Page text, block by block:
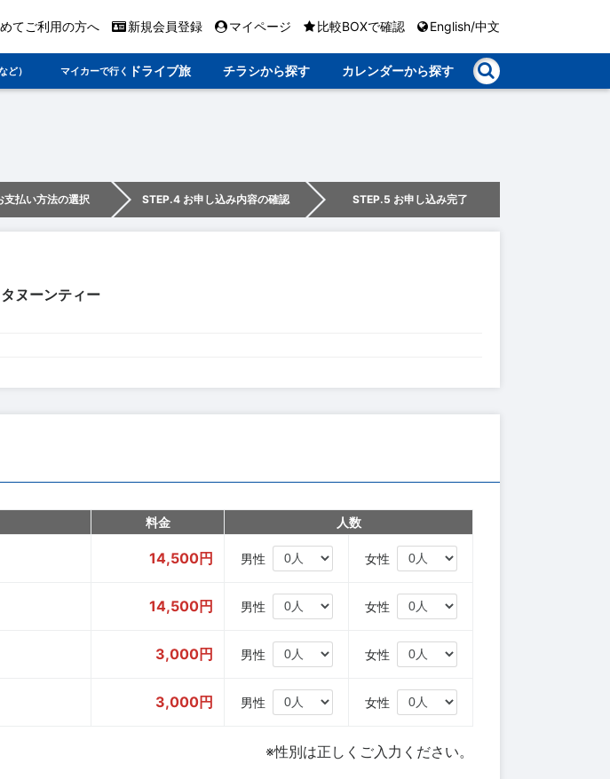
てご利用の方へ 新規会員登録 マイページ 比較BOXで確認 English/中文
ど） マイカーで行く ドライブ旅 チラシから探す カレンダーから探す
支払い方法の選択 STEP.4 お申し込み内容の確認 STEP.5 お申し込み完了
ヌーンティー
料金 人数
14,500円 男性 女性
14,500円 男性 女性
3,000円 男性 女性
3,000円 男性 女性
※性別は正しくご入力ください。